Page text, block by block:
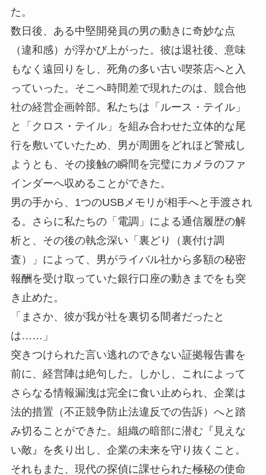
た。
数日後、ある中堅開発員の男の動きに奇妙な点
（違和感）が浮かび上がった。彼は退社後、意味
もなく遠回りをし、死角の多い古い喫茶店へと入
っていった。そこへ時間差で現れたのは、競合他
社の経営企画幹部。私たちは「ルース・テイル」
と「クロス・テイル」を組み合わせた立体的な尾
行を敷いていたため、男が周囲をどれほど警戒し
ようとも、その接触の瞬間を完璧にカメラのファ
インダーへ収めることができた。
男の手から、1つのUSBメモリが相手へと手渡され
る。さらに私たちの「電調」による通信履歴の解
析と、その後の執念深い「裏どり（裏付け調
査）」によって、男がライバル社から多額の秘密
報酬を受け取っていた銀行口座の動きまでをも突
き止めた。
「まさか、彼が我が社を裏切る間者だったと
は……」
突きつけられた言い逃れのできない証拠報告書を
前に、経営陣は絶句した。しかし、これによって
さらなる情報漏洩は完全に食い止められ、企業は
法的措置（不正競争防止法違反での告訴）へと踏
み切ることができた。組織の暗部に潜む『見えな
い敵』を炙り出し、企業の未来を守り抜くこと。
それもまた、現代の探偵に課せられた極秘の使命